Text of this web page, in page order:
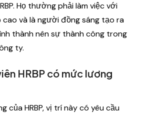
Họ thường phải làm việc với
và là người đồng sáng tạo ra
thành nên sự thành công trong
ty.
HRBP có mức lương
của HRBP, vị trí này có yêu cầu